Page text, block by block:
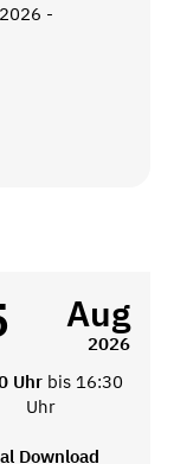
-
Aug
2026
Uhr bis 16:30
Uhr
Download